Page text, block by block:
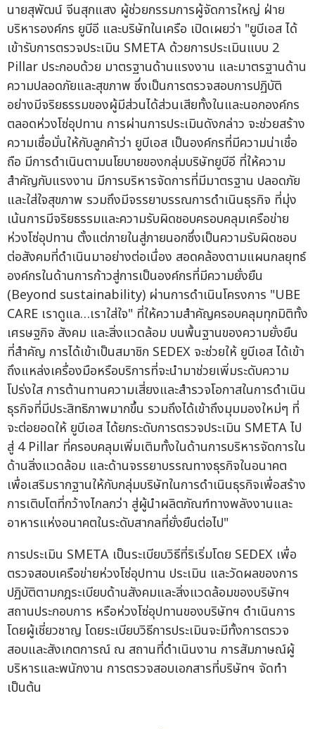
นายสุพัฒน์ จีนสุกแสง ผู้ช่วยกรรมการผู้จัดการใหญ่ ฝ่าย
บริหารองค์กร ยูบีอี และบริษัทในเครือ เปิดเผยว่า "ยูบีเอส ได้
เข้ารับการตรวจประเมิน SMETA ด้วยการประเมินแบบ 2
Pillar ประกอบด้วย มาตรฐานด้านแรงงาน และมาตรฐานด้าน
ความปลอดภัยและสุขภาพ ซึ่งเป็นการตรวจสอบการปฏิบัติ
อย่างมีจริยธรรมของผู้มีส่วนได้ส่วนเสียทั้งในและนอกองค์กร
ตลอดห่วงโซ่อุปทาน การผ่านการประเมินดังกล่าว จะช่วยสร้าง
ความเชื่อมั่นให้กับลูกค้าว่า ยูบีเอส เป็นองค์กรที่มีความน่าเชื่อ
ถือ มีการดำเนินตามนโยบายของกลุ่มบริษัทยูบีอี ที่ให้ความ
สำคัญกับแรงงาน มีการบริหารจัดการที่มีมาตรฐาน ปลอดภัย
และใส่ใจสุขภาพ รวมถึงมีจรรยาบรรณการดำเนินธุรกิจ ที่มุ่ง
เน้นการมีจริยธรรมและความรับผิดชอบครอบคลุมเครือข่าย
ห่วงโซ่อุปทาน ตั้งแต่ภายในสู่ภายนอกซึ่งเป็นความรับผิดชอบ
ต่อสังคมที่ดำเนินมาอย่างต่อเนื่อง สอดคล้องตามแผนกลยุทธ์
องค์กรในด้านการก้าวสู่การเป็นองค์กรที่มีความยั่งยืน
(Beyond sustainability) ผ่านการดำเนินโครงการ "UBE
CARE เราดูแล…เราใส่ใจ" ที่ให้ความสำคัญครอบคลุมทุกมิติทั้ง
เศรษฐกิจ สังคม และสิ่งแวดล้อม บนพื้นฐานของความยั่งยืน
ที่สำคัญ การได้เข้าเป็นสมาชิก SEDEX จะช่วยให้ ยูบีเอส ได้เข้า
ถึงแหล่งเครื่องมือหรือบริการที่จะนำมาช่วยเพิ่มระดับความ
โปร่งใส การต้านทานความเสี่ยงและสำรวจโอกาสในการดำเนิน
ธุรกิจที่มีประสิทธิภาพมากขึ้น รวมถึงได้เข้าถึงมุมมองใหม่ๆ ที่
จะต่อยอดให้ ยูบีเอส ได้ยกระดับการตรวจประเมิน SMETA ไป
สู่ 4 Pillar ที่ครอบคลุมเพิ่มเติมทั้งในด้านการบริหารจัดการใน
ด้านสิ่งแวดล้อม และด้านจรรยาบรรณทางธุรกิจในอนาคต
เพื่อเสริมรากฐานให้กับกลุ่มบริษัทในการดำเนินธุรกิจเพื่อสร้าง
การเติบโตที่กว้างไกลกว่า สู่ผู้นำผลิตภัณฑ์ทางพลังงานและ
อาหารแห่งอนาคตในระดับสากลที่ยั่งยืนต่อไป"
การประเมิน SMETA เป็นระเบียบวิธีที่ริเริ่มโดย SEDEX เพื่อ
ตรวจสอบเครือข่ายห่วงโซ่อุปทาน ประเมิน และวัดผลของการ
ปฏิบัติตามกฎระเบียบด้านสังคมและสิ่งแวดล้อมของบริษัทฯ
สถานประกอบการ หรือห่วงโซ่อุปทานของบริษัทฯ ดำเนินการ
โดยผู้เชี่ยวชาญ โดยระเบียบวิธีการประเมินจะมีทั้งการตรวจ
สอบและสังเกตการณ์ ณ สถานที่ดำเนินงาน การสัมภาษณ์ผู้
บริหารและพนักงาน การตรวจสอบเอกสารที่บริษัทฯ จัดทำ
เป็นต้น